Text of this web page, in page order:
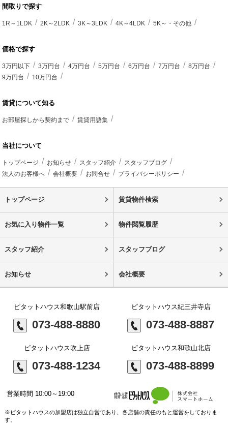
間取りで探す
1R～1LDK 2K～2LDK 3K～3LDK 4K～4LDK 5K～・その他
価格で探す
3万円以下 3万円台 4万円台 5万円台 6万円台 7万円台
8万円台
9万円台
10万円台
賃貸について知る
お部屋探しから契約まで 賃貸用語集
当社について
トップページ お知らせ スタッフ紹介
スタッフブログ
法人のお客様へ
会社概要 お問合せ プライバシーポリシー
トップページ 賃貸物件検索
お気に入り物件一覧 物件閲覧履歴
スタッフ紹介 スタッフブログ
お知らせ 会社概要
ピタットハウス和歌山駅前店
073-488-8880
ピタットハウス紀三井寺店
073-488-8887
ピタットハウス吹上店
073-488-1234
ピタットハウス和歌山北店
073-488-8899
営業時間 10:00～19:00
※ピタットハウスの加盟店は独立自営であり、各店舗の責任のもと運営をしておりま
す。